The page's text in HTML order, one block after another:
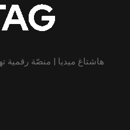
هاشتاغ ميديا | منصّة رقمية